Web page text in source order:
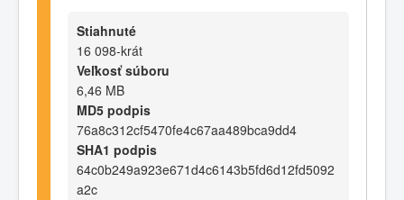
Stiahnuté
16 098-krát
Veľkosť súboru
6,46 MB
MD5 podpis
76a8c312cf5470fe4c67aa489bca9dd4
SHA1 podpis
64c0b249a923e671d4c6143b5fd6d12fd5092
a2c